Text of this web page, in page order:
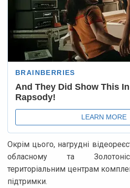
Окрім цього, нагрудні
обласному та
територіальним центрам
підтримки.